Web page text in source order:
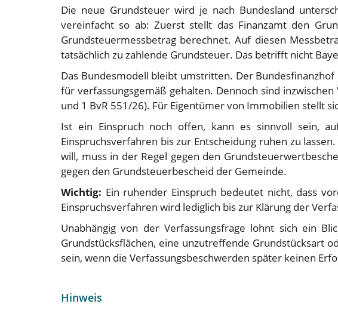
Die neue Grundsteuer wird je nach Bundesland
vereinfacht so ab: Zuerst stellt das Finanzamt den
Grundsteuermessbetrag berechnet. Auf diesen
tatsächlich zu zahlende Grundsteuer. Das betrifft nicht
Das Bundesmodell bleibt umstritten. Der
für verfassungsgemäß gehalten. Dennoch sind
und 1 BvR 551/26). Für Eigentümer von Immobilien stellt
Ist ein Einspruch noch offen, kann es sinnvoll sein,
Einspruchsverfahren bis zur Entscheidung ruhen zu
will, muss in der Regel gegen den
gegen den Grundsteuerbescheid der Gemeinde.
Wichtig: Ein ruhender Einspruch bedeutet nicht, dass
Einspruchsverfahren wird lediglich bis zur Klärung der
Unabhängig von der Verfassungsfrage lohnt sich ein
Grundstücksflächen, eine unzutreffende Grundstücksart
sein, wenn die Verfassungsbeschwerden später keinen
Hinweis